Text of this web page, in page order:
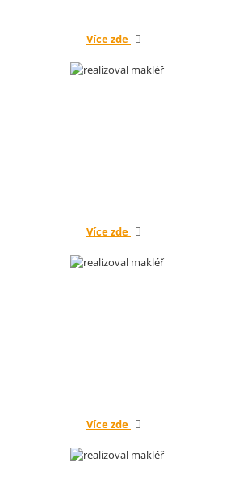
Více zde
Více zde
Více zde